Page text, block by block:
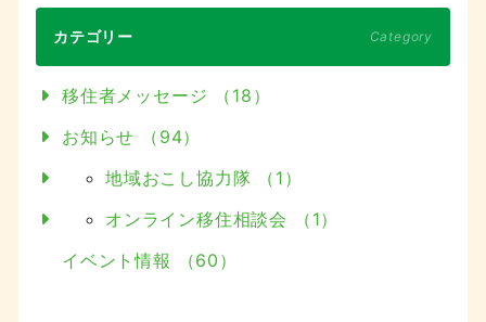
カテゴリー Category
移住者メッセージ （18）
お知らせ （94）
地域おこし協力隊 （1）
オンライン移住相談会 （1）
イベント情報 （60）